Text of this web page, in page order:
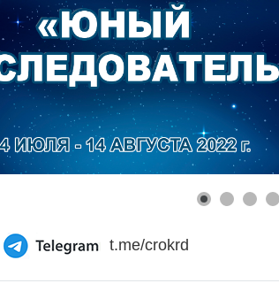
t.me/crokrd